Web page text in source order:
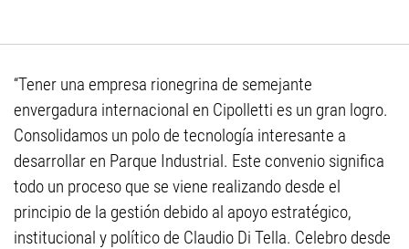
“Tener una empresa rionegrina de semejante
envergadura internacional en Cipolletti es un gran logro.
Consolidamos un polo de tecnología interesante a
desarrollar en Parque Industrial. Este convenio significa
todo un proceso que se viene realizando desde el
principio de la gestión debido al apoyo estratégico,
institucional y político de Claudio Di Tella. Celebro desde